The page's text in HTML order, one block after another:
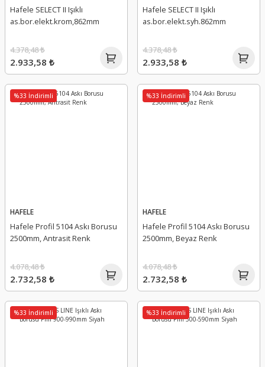
Hafele SELECT II Işıklı
as.bor.elekt.krom,862mm
2.933,58 ₺
4.378,48 ₺
Hafele SELECT II Işıklı
as.bor.elekt.syh.862mm
2.933,58 ₺
4.378,48 ₺
%33 İndirimli
HAFELE
Hafele Profil 5104 Askı Borusu
2500mm, Antrasit Renk
2.732,58 ₺
4.078,48 ₺
%33 İndirimli
HAFELE
Hafele Profil 5104 Askı Borusu
2500mm, Beyaz Renk
2.732,58 ₺
4.078,48 ₺
%33 İndirimli %33 İndirimli